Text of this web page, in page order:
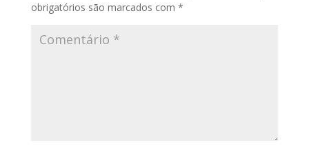
obrigatórios são marcados com *